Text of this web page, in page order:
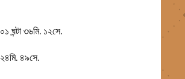
০১ ঘন্টা ৩৬মি. ১২সে.
২৪মি. ৪৯সে.